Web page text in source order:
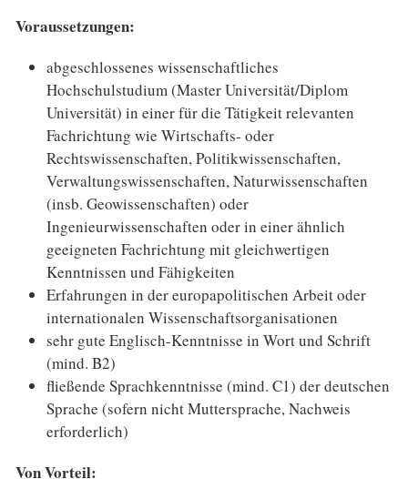
Voraussetzungen:
abgeschlossenes wissenschaftliches
Hochschulstudium (Master Universität/Diplom
Universität) in einer für die Tätigkeit relevanten
Fachrichtung wie Wirtschafts- oder
Rechtswissenschaften, Politikwissenschaften,
Verwaltungswissenschaften, Naturwissenschaften
(insb. Geowissenschaften) oder
Ingenieurwissenschaften oder in einer ähnlich
geeigneten Fachrichtung mit gleichwertigen
Kenntnissen und Fähigkeiten
Erfahrungen in der europapolitischen Arbeit oder
internationalen Wissenschaftsorganisationen
sehr gute Englisch-Kenntnisse in Wort und Schrift
(mind. B2)
fließende Sprachkenntnisse (mind. C1) der deutschen
Sprache (sofern nicht Muttersprache, Nachweis
erforderlich)
Von Vorteil: